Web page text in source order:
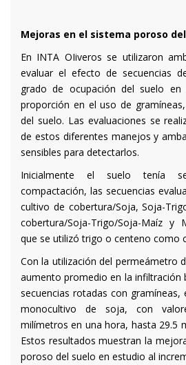
Mejoras en el sistema poroso
En INTA OIiveros se utilizaron
evaluar el efecto de secuencias
grado de ocupación del suelo
proporción en el uso de
del suelo. Las evaluaciones se
de estos diferentes manejos y
sensibles para detectarlos.
Inicialmente el suelo tenía
compactación, las secuencias
cultivo de cobertura/Soja, Soja-
cobertura/Soja-Trigo/Soja-Maíz y
que se utilizó trigo o centeno como
Con la utilización del permeámetro
aumento promedio en la infiltración
secuencias rotadas con
monocultivo de soja, con
milímetros en una hora, hasta 29.5
Estos resultados muestran la
poroso del suelo en estudio al